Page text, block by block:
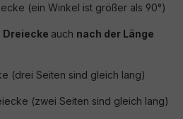
(ein Winkel ist größer als 90°)
Dreiecke auch nach der Länge
(drei Seiten sind gleich lang)
(zwei Seiten sind gleich lang)